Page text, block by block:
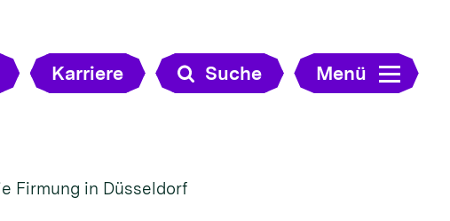
Karriere Suche Menü
Firmung in Düsseldorf